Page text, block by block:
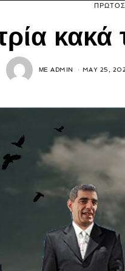
κακά
ΜΕ ADMIN MAY 25,